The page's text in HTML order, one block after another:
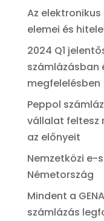
Az
elemei és
2024 Q1
számlázásban
megfelelésben
Peppol
vállalat feltesz
az előnyeit
Nemzetközi e-
Németország
Mindent a
számlázás